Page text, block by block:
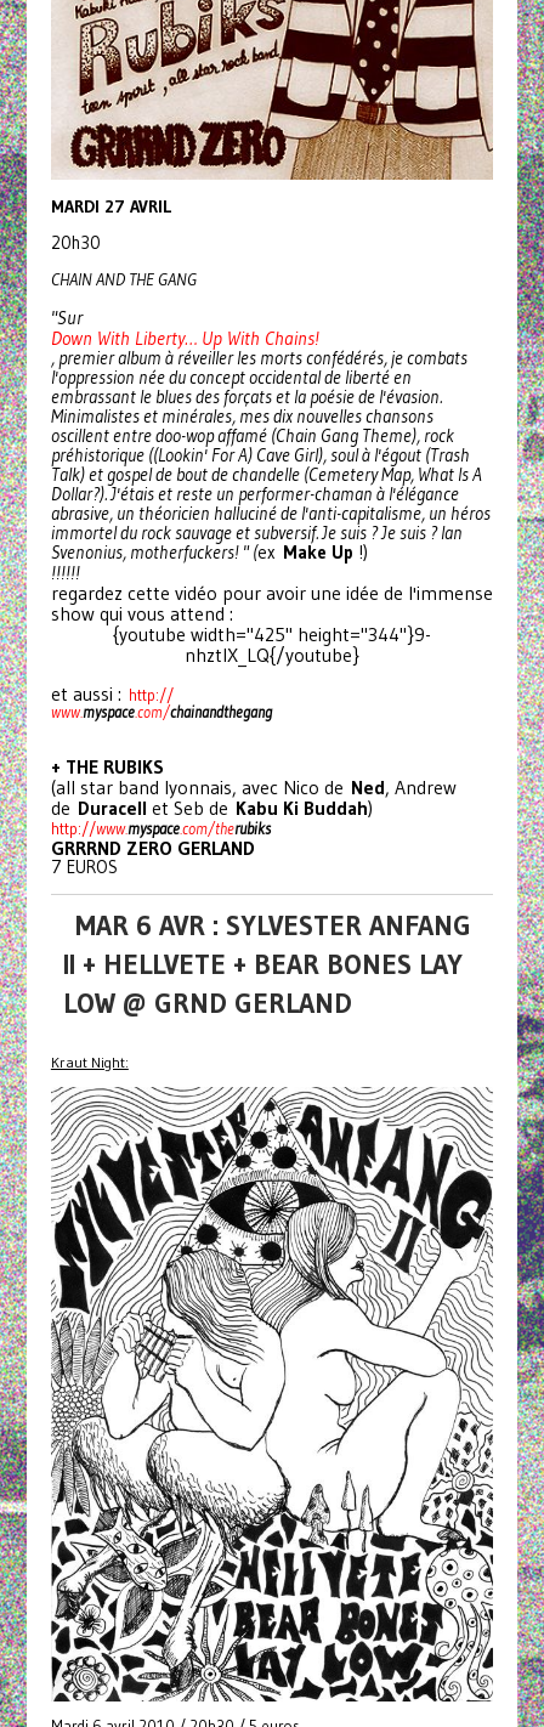
MARDI 27 AVRIL
20h30
CHAIN AND THE GANG
"Sur
Down With Liberty… Up With Chains!
, premier album à réveiller les morts confédérés, je combats
l'oppression née du concept occidental de liberté en
embrassant le blues des forçats et la poésie de l'évasion.
Minimalistes et minérales, mes dix nouvelles chansons
oscillent entre doo-wop affamé (Chain Gang Theme), rock
préhistorique ((Lookin' For A) Cave Girl), soul à l'égout (Trash
Talk) et gospel de bout de chandelle (Cemetery Map, What Is A
Dollar?). J'étais et reste un performer-chaman à l'élégance
abrasive, un théoricien halluciné de l'anti-capitalisme, un héros
immortel du rock sauvage et subversif. Je suis ? Je suis ? Ian
Svenonius, motherfuckers! " (ex Make Up !)
!!!!!!
regardez cette vidéo pour avoir une idée de l'immense
show qui vous attend :
{youtube width="425" height="344"}9-
nhztlX_LQ{/youtube}
et aussi : http://
www.myspace.com/chainandthegang
+ THE RUBIKS
(all star band lyonnais, avec Nico de Ned, Andrew
de Duracell et Seb de Kabu Ki Buddah)
http://www.myspace.com/therubiks
GRRRND ZERO GERLAND
7 EUROS
MAR 6 AVR : SYLVESTER ANFANG
II + HELLVETE + BEAR BONES LAY
LOW @ GRND GERLAND
Kraut Night: